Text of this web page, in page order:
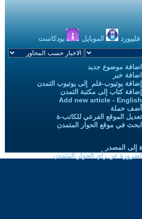
فليبورد الموبايل بودكاست
اضافة موضوع جديد
اضافة خبر
إضافة يوتيوب-فلم إلى يوتيوب التمدن
إضافة كتاب إلى مكتبة التمدن
Add new article - English
أضف حملة
تعديل الموقع الفرعي للكاتب-ة
ابحث في موقع الحوار المتمدن
إلى المصدر
عن رأي الحوار المتمدن